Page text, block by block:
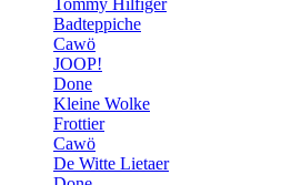
Tommy Hilfiger
Badteppiche
Cawö
JOOP!
Done
Kleine Wolke
Frottier
Cawö
De Witte Lietaer